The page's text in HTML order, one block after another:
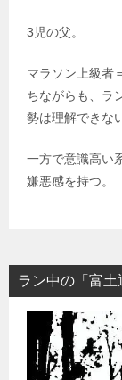
3児の父。
マラソン上級者
ちながらも、ラ
勢は理解できな
一方で意識高い
嫌悪感を持つ。
ラン中の「富土